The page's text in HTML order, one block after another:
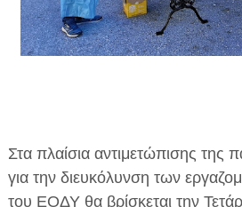
ΠΟΛΙΤΙΣΜΟΣ
ΠΕΡΙΒΑΛΛΟΝ
Στα πλαίσια αντιμετώπισης της
για την διευκόλυνση των
του ΕΟΔΥ θα βρίσκεται την